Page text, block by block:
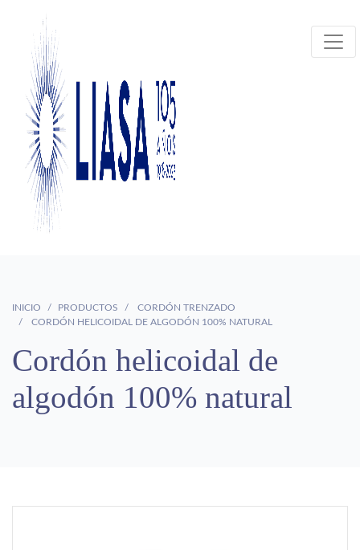
INICIO PRODUCTOS
CORDÓN TRENZADO
CORDÓN HELICOIDAL DE ALGODÓN 100% NATURAL
Cordón helicoidal de
algodón 100% natural